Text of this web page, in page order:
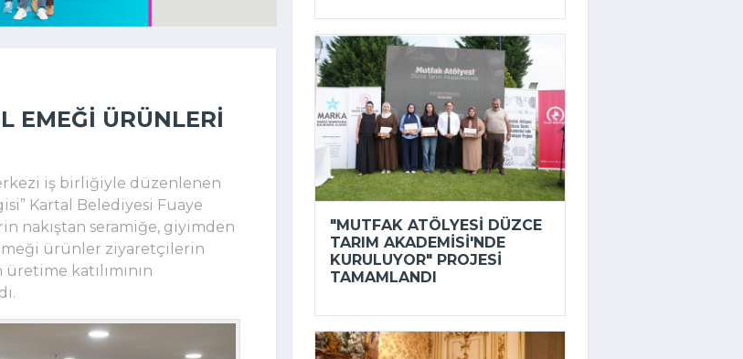
EMEĞI ÜRÜNLERI
iş birliğiyle düzenlenen
Kartal Belediyesi Fuaye
nakıştan seramiğe, giyimden
ürünler ziyaretçilerin
katılımının
"MUTFAK ATÖLYESI DÜZCE
TARIM AKADEMISI'NDE
KURULUYOR" PROJESI
TAMAMLANDI